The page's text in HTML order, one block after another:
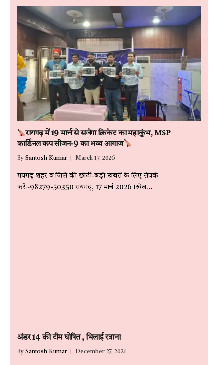
रायगढ़ में 19 मार्च से सजेगा क्रिकेट का महाकुंभ, MSP
कार्डिनल कप सीजन-9 का भव्य आगाज
By Santosh Kumar March 17, 2026
रायगढ़ शहर व जिले की छोटी-बड़ी खबरों के लिए संपर्क
करें~98279-50350 रायगढ़, 17 मार्च 2026।खेल…
अंडर 14 की टीम घोषित , भिलाई रवाना
By Santosh Kumar December 27, 2021